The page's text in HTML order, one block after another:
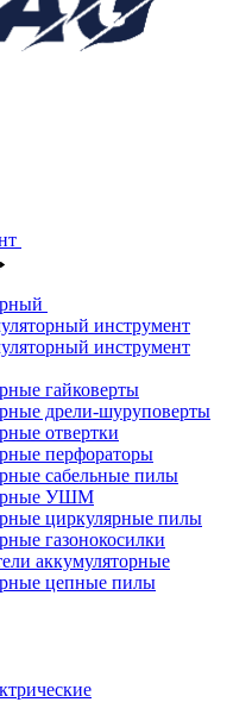
инструмент
инструмент
гайковерты
дрели-шуруповерты
отвертки
перфораторы
сабельные пилы
УШМ
циркулярные пилы
газонокосилки
аккумуляторные
цепные пилы